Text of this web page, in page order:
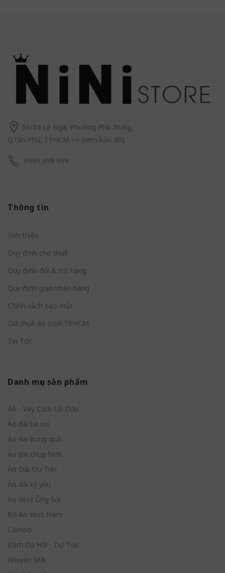
55/34 Lê Ngã, Phường Phú Trung,
Q.Tân Phú, TPHCM => (xem bản đồ)
0999 399 999
Thông tin
Giới thiệu
Quy định cho thuê
Quy định đổi & trả hàng
Quy định giao nhận hàng
Chính sách bảo mật
Giá thuê áo cưới TPHCM
Tin Tức
Danh mục sản phẩm
Áo - Váy Cưới Cô Dâu
Áo dài bà sui
Áo dài bưng quả
Áo dài chụp hình
Áo Dài Dự Tiệc
Áo dài kỷ yếu
Áo Vest Ông Sui
Bộ Áo Vest Nam
Combo
Đầm Dạ Hội - Dự Tiệc
Khuyến Mãi